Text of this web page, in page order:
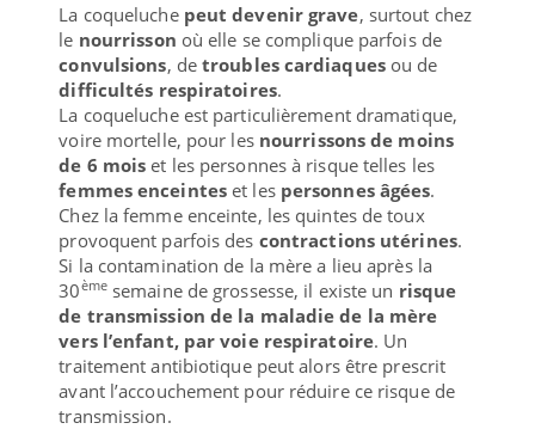
La coqueluche peut devenir grave, surtout chez
le nourrisson où elle se complique parfois de
convulsions, de troubles cardiaquesou de
difficultés respiratoires.
La coqueluche est particulièrement dramatique,
voire mortelle, pour les nourrissons de moins
de 6 mois et les personnes à risque telles les
femmes enceintes et les personnes âgées.
Chez la femme enceinte, les quintes de toux
provoquent parfois des contractions utérines.
Si la contamination de la mère a lieu après la
30èmesemaine de grossesse, il existe un risque
de transmission de la maladie de la mère
vers l’enfant, par voie respiratoire. Un
traitement antibiotique peut alors être prescrit
avant l’accouchement pour réduire ce risque de
transmission.